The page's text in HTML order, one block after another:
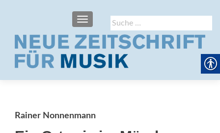
Suche
nach:
SCHALTE NAVIGATION
Rainer Nonnenmann